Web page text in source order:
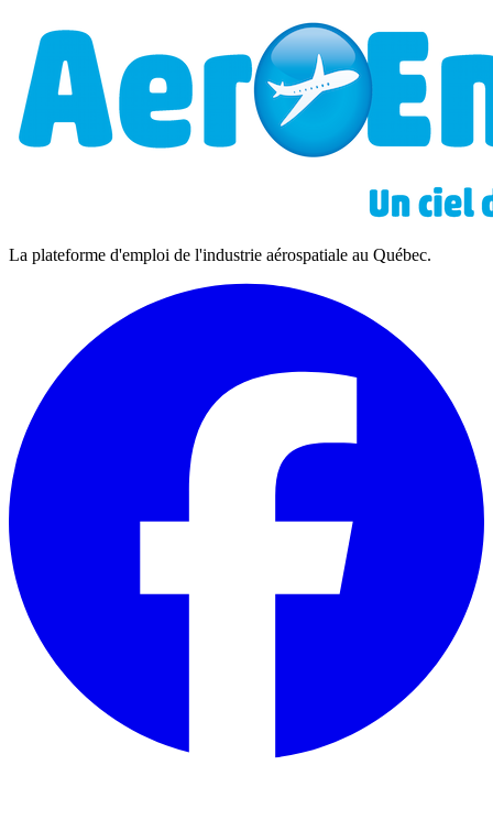
La plateforme d'emploi de l'industrie aérospatiale au Québec.